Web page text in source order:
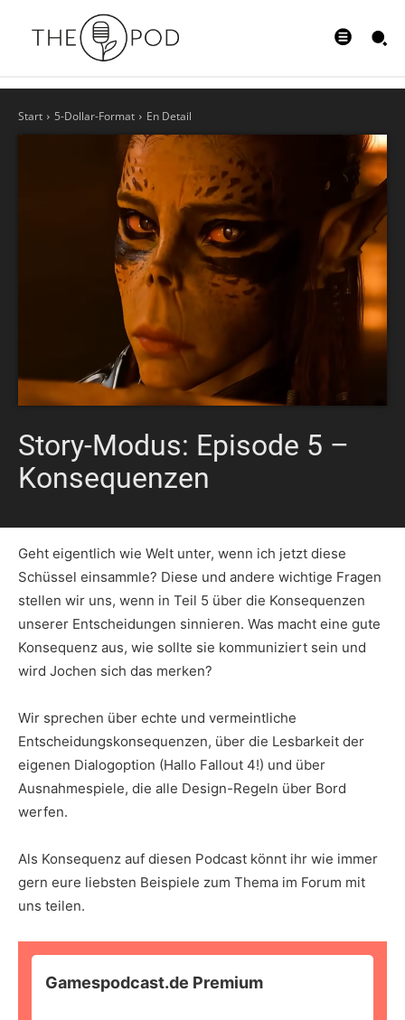
Start 5-Dollar-Format En Detail
Story-Modus: Episode 5 –
Konsequenzen
Geht eigentlich wie Welt unter, wenn ich jetzt diese
Schüssel einsammle? Diese und andere wichtige Fragen
stellen wir uns, wenn in Teil 5 über die Konsequenzen
unserer Entscheidungen sinnieren. Was macht eine gute
Konsequenz aus, wie sollte sie kommuniziert sein und
wird Jochen sich das merken?
Wir sprechen über echte und vermeintliche
Entscheidungskonsequenzen, über die Lesbarkeit der
eigenen Dialogoption (Hallo Fallout 4!) und über
Ausnahmespiele, die alle Design-Regeln über Bord
werfen.
Als Konsequenz auf diesen Podcast könnt ihr wie immer
gern eure liebsten Beispiele zum Thema im Forum mit
uns teilen.
Gamespodcast.de Premium